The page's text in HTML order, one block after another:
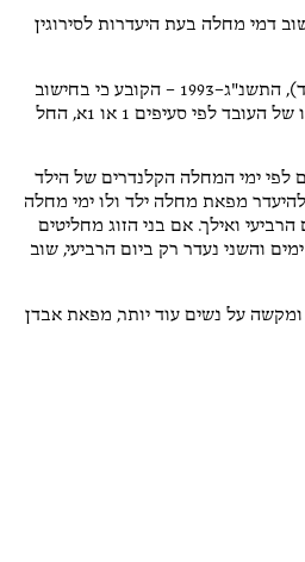
דמי מחלה בעת היעדרות לסירוגין
הצעת חוק זו כבר עברה בקריאה טרומית הוא שינוי לחוק דמי מחלה (היעדרות בשל מחלת ילד), התשנ"ג–1993 – הקובע כי בחישוב
דמי מחלה בעת היעדרות לסירוגין של העובד ובן זוגו, תימנה לצורך חישוב דמי מחלה היעדרותו של העובד לפי סעיפים 1 או 1א, החל
לפי ימי המחלה הקלנדרים של הילד
מפאת מחלה ילד ולו ימי מחלה
שכר עבור היום הראשון, מקבל 50% עבור היום השני והשלישי ו- 100% ביום הרביעי ואילך. אם בני הזוג מחליטים
והשני נעדר רק ביום הרביעי, שוב
על נשים עוד יותר, מפאת אבדן
שאלה והתייעצתי איתם. עשו זאת
ברצון ובמקצועיות.